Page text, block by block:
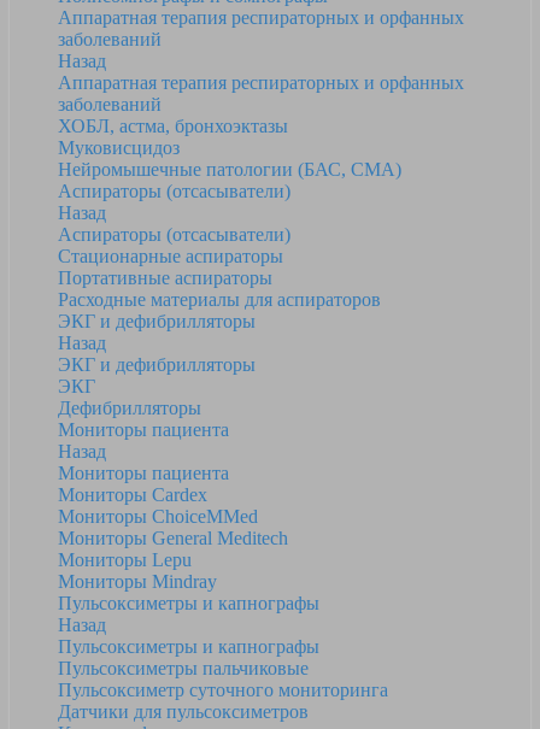
Аппаратная терапия респираторных и орфанных
заболеваний
Назад
Аппаратная терапия респираторных и орфанных
заболеваний
ХОБЛ, астма, бронхоэктазы
Муковисцидоз
Нейромышечные патологии (БАС, СМА)
Аспираторы (отсасыватели)
Назад
Аспираторы (отсасыватели)
Стационарные аспираторы
Портативные аспираторы
Расходные материалы для аспираторов
ЭКГ и дефибрилляторы
Назад
ЭКГ и дефибрилляторы
ЭКГ
Дефибрилляторы
Мониторы пациента
Назад
Мониторы пациента
Мониторы Cardex
Мониторы ChoiceMMed
Мониторы General Meditech
Мониторы Lepu
Мониторы Mindray
Пульсоксиметры и капнографы
Назад
Пульсоксиметры и капнографы
Пульсоксиметры пальчиковые
Пульсоксиметр суточного мониторинга
Датчики для пульсоксиметров